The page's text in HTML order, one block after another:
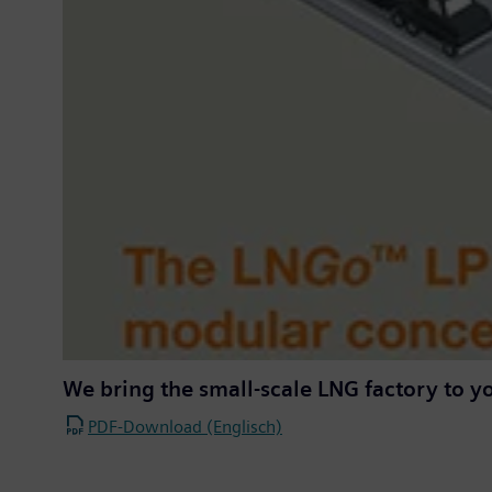
We bring the small-scale LNG factory to
PDF-Download (Englisch)